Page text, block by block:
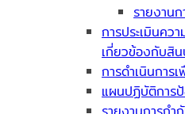
รายงาน
การประเมินคว
เกี่ยวข้องกับสิ
การดำเนินการ
แผนปฏิบัติการ